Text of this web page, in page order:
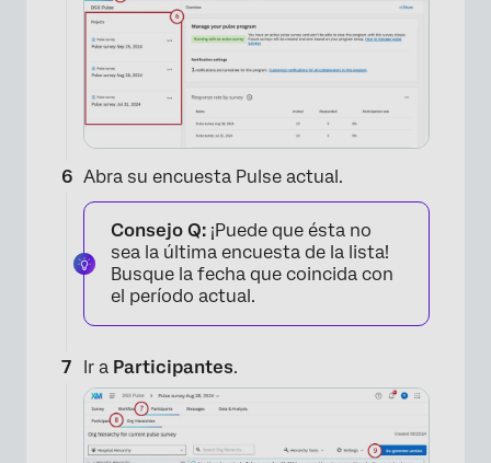
Abra su encuesta Pulse actual.
Consejo Q: ¡Puede que ésta no
sea la última encuesta de la lista!
Busque la fecha que coincida con
el período actual.
Ir a Participantes.